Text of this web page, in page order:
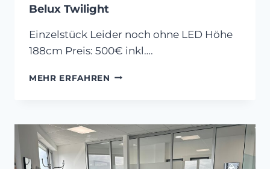
Belux Twilight
Einzelstück Leider noch ohne LED Höhe
188cm Preis: 500€ inkl….
MEHR ERFAHREN BELUX